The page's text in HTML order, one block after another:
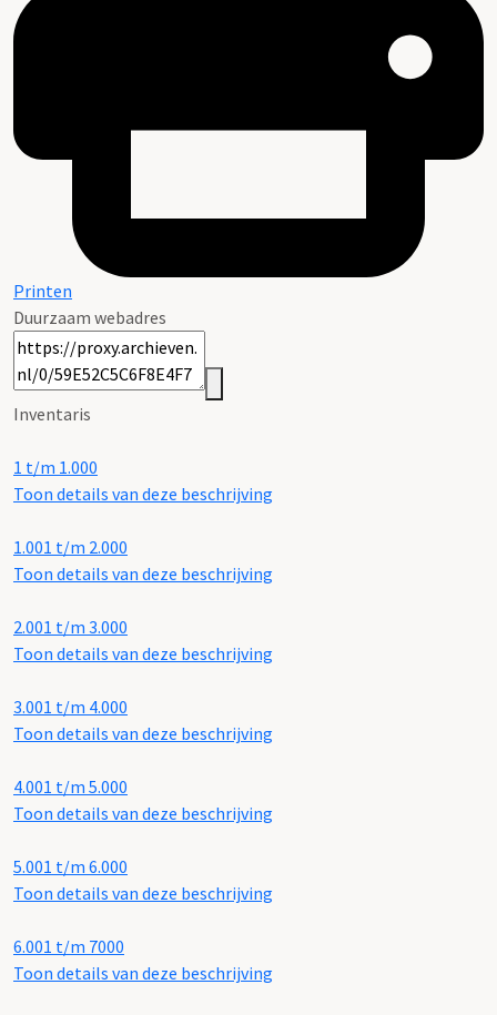
Printen
Duurzaam webadres
Inventaris
1 t/m 1.000
Toon details van deze beschrijving
1.001 t/m 2.000
Toon details van deze beschrijving
2.001 t/m 3.000
Toon details van deze beschrijving
3.001 t/m 4.000
Toon details van deze beschrijving
4.001 t/m 5.000
Toon details van deze beschrijving
5.001 t/m 6.000
Toon details van deze beschrijving
6.001 t/m 7000
Toon details van deze beschrijving